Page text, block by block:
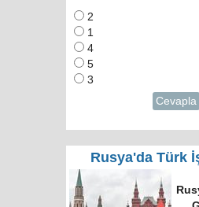
2
1
4
5
3
Cevapla
Rusya'da Türk
RUTID üyeleri ve
Putin’in temsilcisi